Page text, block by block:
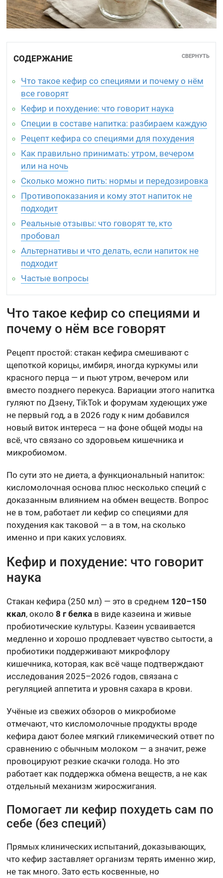
СОДЕРЖАНИЕ СВЕРНУТЬ
Что такое кефир со специями и почему о нём
все говорят
Кефир и похудение: что говорит наука
Специи в составе напитка: разбираем каждую
Рецепт кефира со специями для похудения
Как правильно принимать: утром, вечером
или на ночь
Сколько можно пить: нормы и передозировка
Противопоказания и кому этот напиток не
подходит
Реальные отзывы: что говорят те, кто
пробовал
Альтернативы и что делать, если напиток не
подходит
Частые вопросы
Что такое кефир со специями и
почему о нём все говорят
Рецепт простой: стакан кефира смешивают с
щепоткой корицы, имбиря, иногда куркумы или
красного перца — и пьют утром, вечером или
вместо позднего перекуса. Вариации этого напитка
гуляют по Дзену, TikTok и форумам худеющих уже
не первый год, а в 2026 году к ним добавился
новый виток интереса — на фоне общей моды на
всё, что связано со здоровьем кишечника и
микробиомом.
По сути это не диета, а функциональный напиток:
кисломолочная основа плюс несколько специй с
доказанным влиянием на обмен веществ. Вопрос
не в том, работает ли кефир со специями для
похудения как таковой — а в том, на сколько
именно и при каких условиях.
Кефир и похудение: что говорит
наука
Стакан кефира (250 мл) — это в среднем 120–150
ккал, около8 г белка в виде казеина и живые
пробиотические культуры. Казеин усваивается
медленно и хорошо продлевает чувство сытости, а
пробиотики поддерживают микрофлору
кишечника, которая, как всё чаще подтверждают
исследования 2025–2026 годов, связана с
регуляцией аппетита и уровня сахара в крови.
Учёные из свежих обзоров о микробиоме
отмечают, что кисломолочные продукты вроде
кефира дают более мягкий гликемический ответ по
сравнению с обычным молоком — а значит, реже
провоцируют резкие скачки голода. Но это
работает как поддержка обмена веществ, а не как
отдельный механизм жиросжигания.
Помогает ли кефир похудеть сам по
себе (без специй)
Прямых клинических испытаний, доказывающих,
что кефир заставляет организм терять именно жир,
не так много. Зато есть косвенные, но